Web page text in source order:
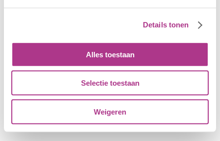
Details tonen
Alles toestaan
Selectie toestaan
Weigeren